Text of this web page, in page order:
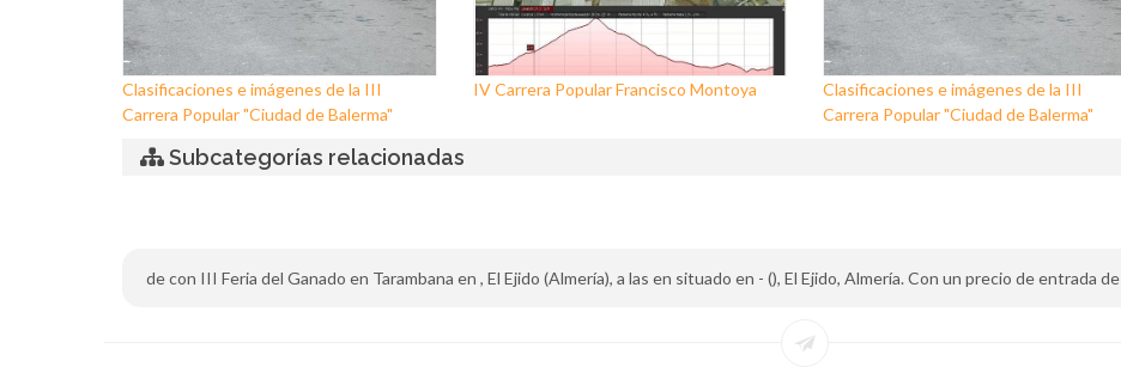
Clasificaciones e imágenes de la III
Carrera Popular "Ciudad de Balerma"
IV Carrera Popular Francisco Montoya
Clasificaciones e imágenes de la III
Carrera Popular "Ciudad de Balerma"
Subcategorías relacionadas
de con III Feria del Ganado en Tarambana en , El Ejido (Almería), a las en situado en - (), El Ejido, Almería. Con un precio de entrada de